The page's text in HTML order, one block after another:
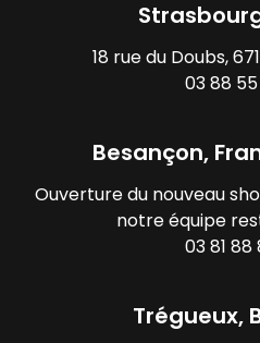
18 rue du Doubs,
03 88 55
Besançon,
Ouverture du nouveau
notre équipe
03 81 88
Trégueux,